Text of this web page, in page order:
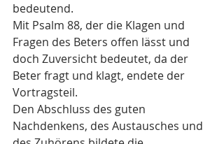
bedeutend.
Mit Psalm 88, der die Klagen und
Fragen des Beters offen lässt und
doch Zuversicht bedeutet, da der
Beter fragt und klagt, endete der
Vortragsteil.
Den Abschluss des guten
Nachdenkens, des Austausches und